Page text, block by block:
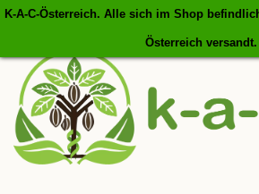
K-A-C-Österreich. Alle sich im Shop
Österreich versandt.